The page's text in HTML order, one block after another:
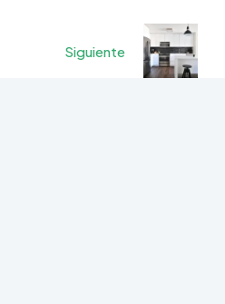
Siguiente